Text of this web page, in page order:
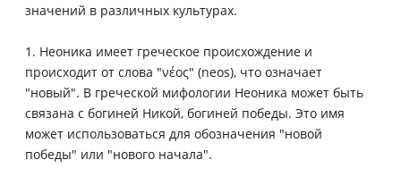
значений в различных культурах.
1. Неоника имеет греческое происхождение и
происходит от слова "νέος" (neos), что означает
"новый". В греческой мифологии Неоника может быть
связана с богиней Никой, богиней победы. Это имя
может использоваться для обозначения "новой
победы" или "нового начала".